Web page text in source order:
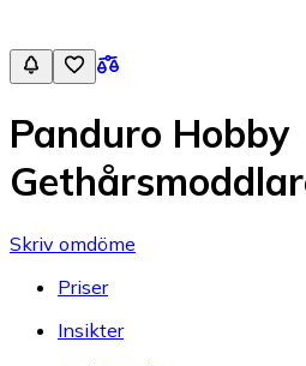
Panduro Hobby
Skriv omdöme
Priser
Insikter